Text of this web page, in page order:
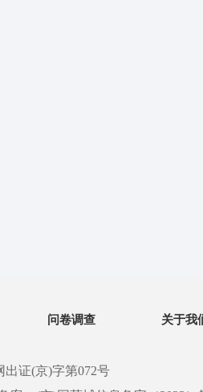
问卷调查 关于我
出证(京)字第072号